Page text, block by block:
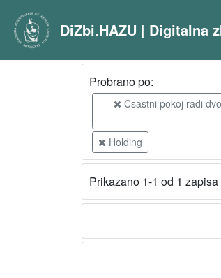
DiZbi.HAZU | Digitalna
Probrano po:
Csastni pokoj radi
Holding
Prikazano 1-1 od 1 zapisa